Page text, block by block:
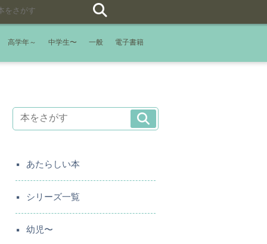
高学年～ 中学生〜 一般 電子書籍
あたらしい本
シリーズ一覧
幼児〜